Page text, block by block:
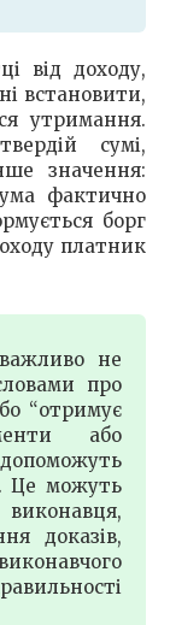
від доходу,
встановити,
утримання.
сумі,
значення:
фактично
борг
платник
не
про
“отримує
або
Це можуть
доказів,